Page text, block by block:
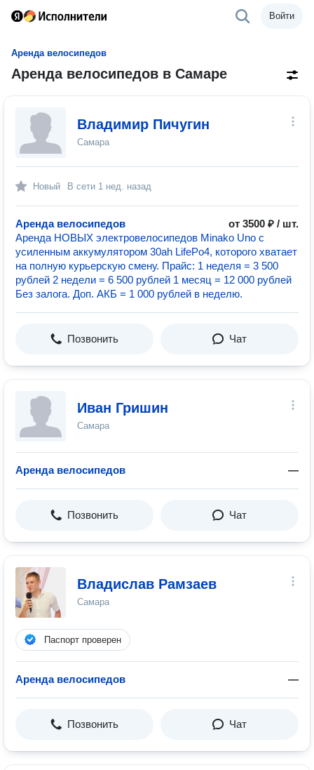
Войти
Аренда велосипедов
Аренда велосипедов в Самаре
Владимир Пичугин
Самара
Новый В сети 1 нед. назад
Аренда велосипедов
от 3500 ₽ / шт.
Аренда НОВЫХ электровелосипедов Minako Uno с
усиленным аккумулятором 30ah LifePo4, которого хватает
на полную курьерскую смену. Прайс: 1 неделя = 3 500
рублей 2 недели = 6 500 рублей 1 месяц = 12 000 рублей
Без залога. Доп. АКБ = 1 000 рублей в неделю.
Позвонить Чат
Иван Гришин
Самара
Аренда велосипедов —
Позвонить Чат
Владислав Рамзаев
Самара
Паспорт проверен
Аренда велосипедов —
Позвонить Чат